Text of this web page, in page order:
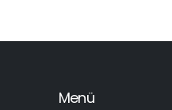
Menü